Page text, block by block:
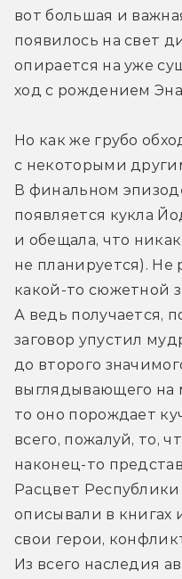
вот большая и
появилось на свет
опирается на уже
ход с рождением
Но как же грубо
с некоторыми
В финальном
появляется кукла
и обещала, что
не планируется). Не
какой-то сюжетной
А ведь получается,
заговор упустил
до второго
выглядывающего на
то оно порождает
всего, пожалуй, то,
наконец-то
Расцвет
описывали в книгах
свои герои,
Из всего наследия